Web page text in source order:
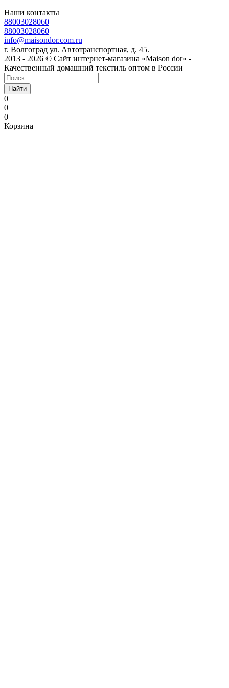
Наши контакты
88003028060
88003028060
info@maisondor.com.ru
г. Волгоград ул. Автотранспортная, д. 45.
2013 - 2026 © Сайт интернет-магазина «Maison dor» -
Качественный домашний текстиль оптом в России
Найти
0
0
0
Корзина